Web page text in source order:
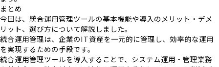
まとめ
今回は、統合運用管理ツールの基本機能や導入のメリット・デメ
リット、選び方について解説しました。
統合運用管理は、企業のIT資産を一元的に管理し、効率的な運用
を実現するための手段です。
統合運用管理ツールを導入することで、システム運用・管理業務